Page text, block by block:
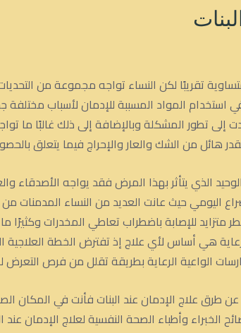
تقريبًا لكن النساء تواجه مجموعة من
في استخدام المواد المسببة للإدمان لأسباب
إلى تطور المشكلة وبالإضافة إلى ذلك غالبًا
هائل من الشك والعار والإحراج فيما يتعلق
الذي يتأثر بهذا المرض فقد يواجه الأصدقاء
اليومي حيث عانت العديد من النساء المدمنات
للإصابة باضطراب تعاطي المخدرات وكثيرًا
هي أساس لأي علاج إذ تفترض الخطة العلاجية
الواعية الرعاية بطريقة تقلل من فرص التعرض
طرق علاج الإدمان عند البنات فأنت في المكان
الخبراء وأطباء الصحة النفسية لعلاج الإدمان عند